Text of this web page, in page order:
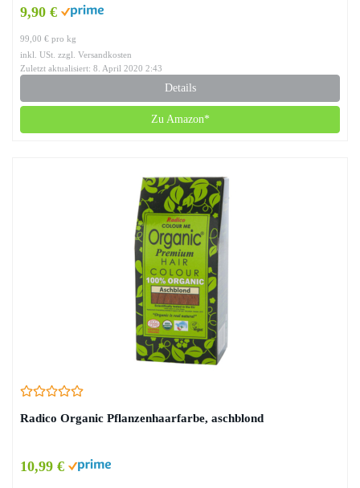
9,90 €
99,00 € pro kg
inkl. USt. zzgl. Versandkosten
Zuletzt aktualisiert: 8. April 2020 2:43
Details
Zu Amazon*
Radico Organic Pflanzenhaarfarbe, aschblond
10,99 €